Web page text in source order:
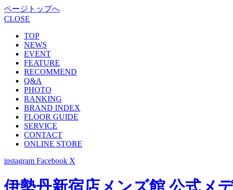
ページトップへ
CLOSE
TOP
NEWS
EVENT
FEATURE
RECOMMEND
Q&A
PHOTO
RANKING
BRAND INDEX
FLOOR GUIDE
SERVICE
CONTACT
ONLINE STORE
instagram Facebook X